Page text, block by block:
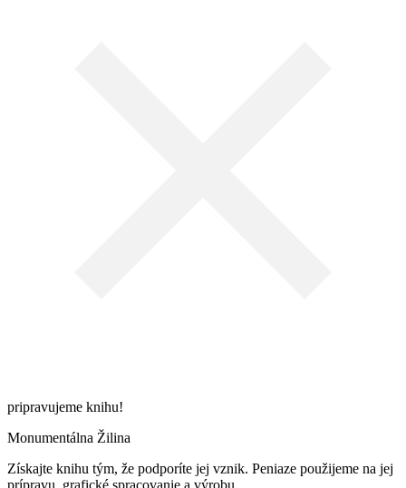
pripravujeme knihu!
Monumentálna Žilina
Získajte knihu tým, že podporíte jej vznik. Peniaze použijeme na jej
prípravu, grafické spracovanie a výrobu.